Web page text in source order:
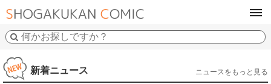
新着ニュース ニュースをもっと見る